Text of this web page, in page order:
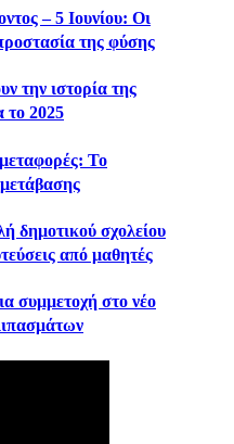
– 5 Ιουνίου: Οι
της φύσης
την ιστορία της
το 2025
Το
δημοτικού σχολείου
από μαθητές
συμμετοχή στο νέο